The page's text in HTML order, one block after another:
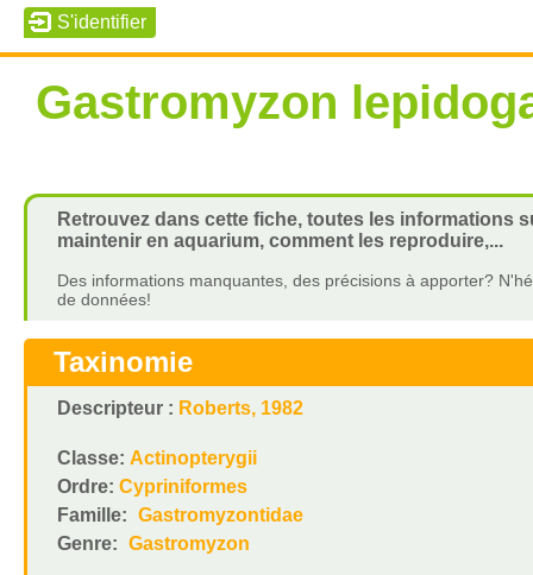
Gastromyzon
Retrouvez dans cette fiche, toutes les informations
maintenir en aquarium, comment les reproduire,...
Des informations manquantes, des précisions à apporter?
de données!
Taxinomie
Descripteur : Roberts, 1982
Classe: Actinopterygii
Ordre: Cypriniformes
Famille: Gastromyzontidae
Genre: Gastromyzon